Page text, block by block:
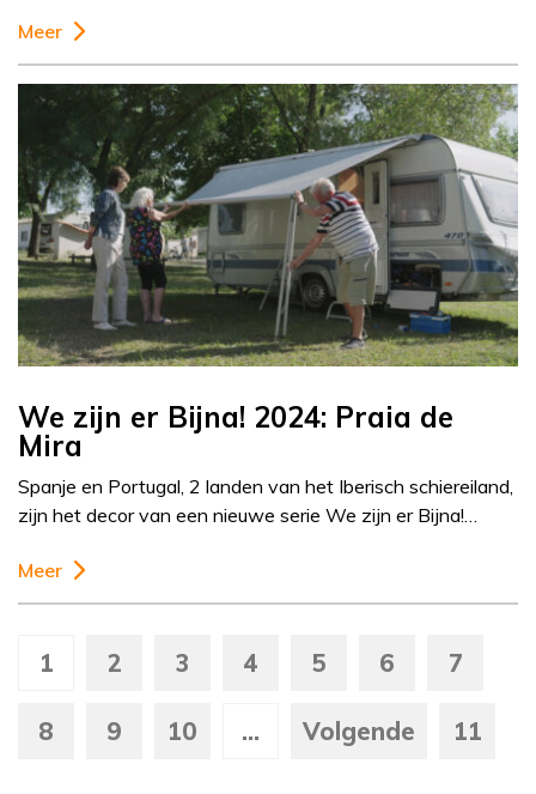
Meer
We zijn er Bijna! 2024: Praia de
Mira
Spanje en Portugal, 2 landen van het Iberisch schiereiland,
zijn het decor van een nieuwe serie We zijn er Bijna!…
Meer
1 2 3 4 5 6 7
8 9 10 ... Volgende 11